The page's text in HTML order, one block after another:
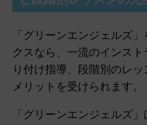
「グリーンエンジェルズ
クスなら、一流のインス
り付け指導、段階別のレ
メリットを受けられます。
「グリーンエンジェルズ